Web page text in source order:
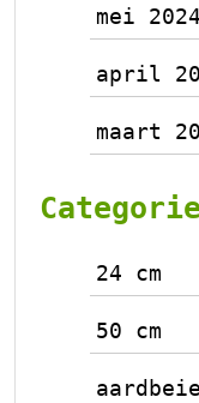
mei 2024
april
maart
24 cm
50 cm